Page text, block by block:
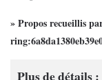
» Propos recueillis
Plus de détails :